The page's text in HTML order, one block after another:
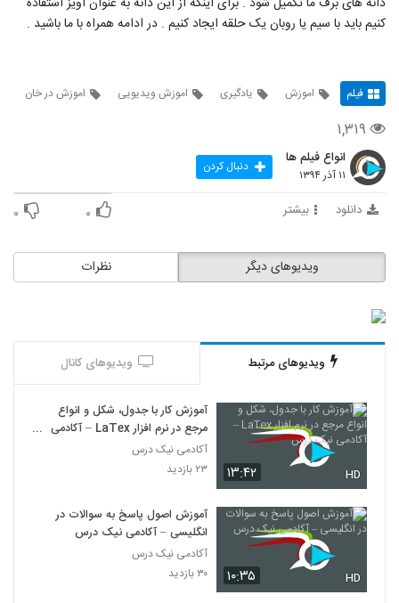
کنیم باید با سیم یا روبان یک حلقه ایجاد کنیم . در ادامه همراه با ما باشید .
فیلم اموزش یادگیری اموزش ویدیویی اموزش در خان
۱,۳۱۹
انواع فیلم ها
۱۱ آذر ۱۳۹۴ دنبال کردن
دانلود بیشتر ۰ ۰
نظرات ویدیوهای دیگر
ویدیوهای مرتبط ویدیوهای کانال
۱۳:۴۲ HD
آموزش کار با جدول، شکل و انواع
مرجع در نرم افزار LaTex – آکادمی
نیک درس
آکادمی نیک درس
۲۳ بازدید
۱۰:۳۵ HD
آموزش اصول پاسخ به سوالات در
انگلیسی – آکادمی نیک درس
آکادمی نیک درس
۳۰ بازدید